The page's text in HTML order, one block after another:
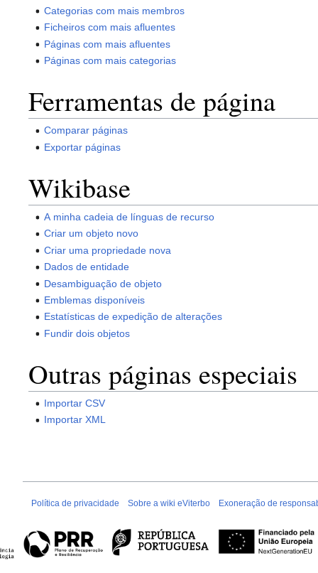
Categorias com mais membros
Ficheiros com mais afluentes
Páginas com mais afluentes
Páginas com mais categorias
Ferramentas de página
Comparar páginas
Exportar páginas
Wikibase
A minha cadeia de línguas de recurso
Criar um objeto novo
Criar uma propriedade nova
Dados de entidade
Desambiguação de objeto
Emblemas disponíveis
Estatísticas de expedição de alterações
Fundir dois objetos
Outras páginas especiais
Importar CSV
Importar XML
Política de privacidade Sobre a wiki eViterbo Exoneração de